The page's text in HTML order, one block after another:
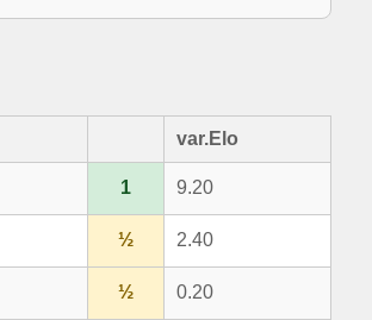
var.Elo
1 9.20
½ 2.40
½ 0.20